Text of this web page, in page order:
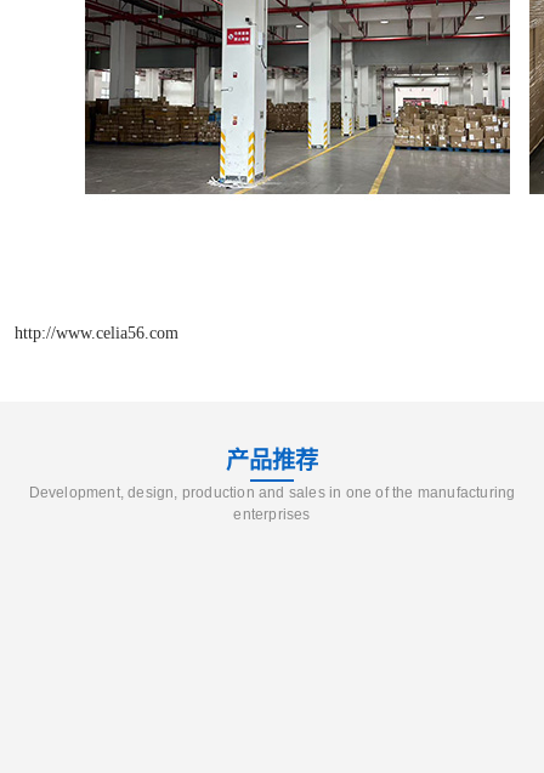
http://www.celia56.com
产品推荐
Development, design, production and sales in one of the manufacturing
enterprises